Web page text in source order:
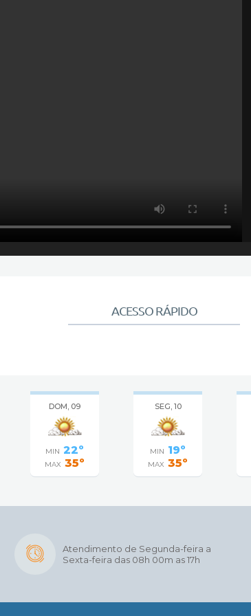
ACESSO RÁPIDO
DOM, 09
MIN 22º
MAX 35º
SEG, 10
MIN 19º
MAX 35º
Atendimento de Segunda-feira a
Sexta-feira das 08h 00m as 17h